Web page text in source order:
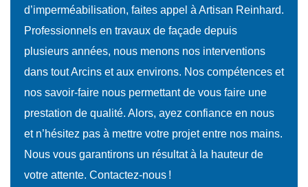
d’imperméabilisation, faites appel à Artisan Reinhard.
Professionnels en travaux de façade depuis
plusieurs années, nous menons nos interventions
dans tout Arcins et aux environs. Nos compétences et
nos savoir-faire nous permettant de vous faire une
prestation de qualité. Alors, ayez confiance en nous
et n’hésitez pas à mettre votre projet entre nos mains.
Nous vous garantirons un résultat à la hauteur de
votre attente. Contactez-nous !